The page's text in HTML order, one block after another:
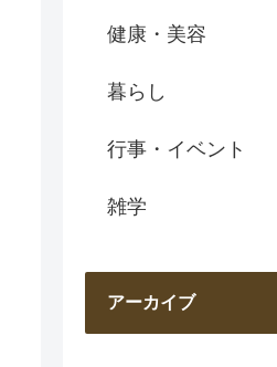
健康・美容
暮らし
行事・イベント
雑学
アーカイブ